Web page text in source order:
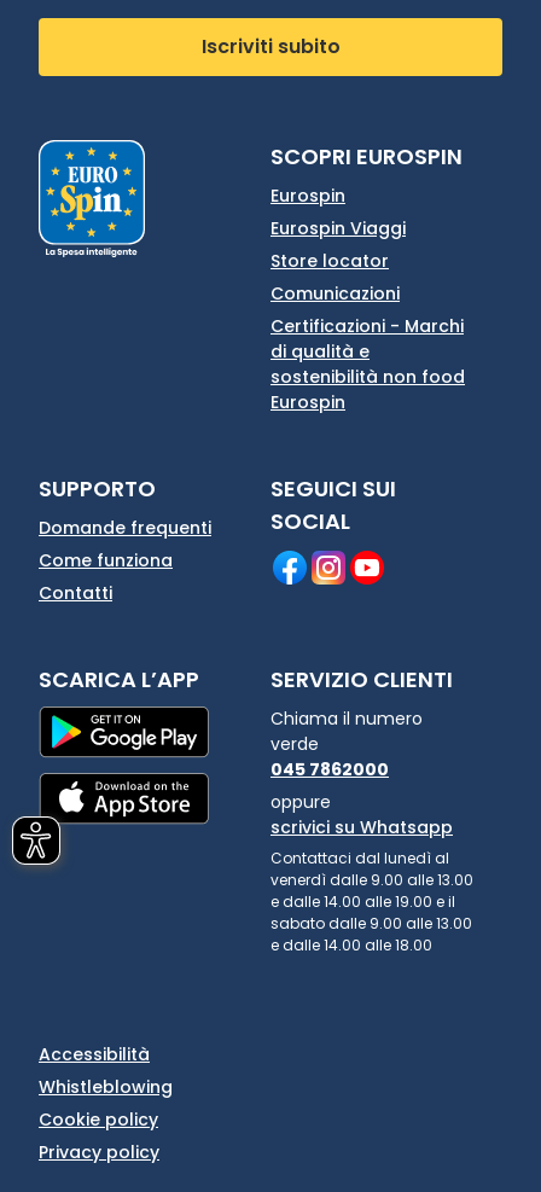
Iscriviti subito
SCOPRI EUROSPIN
Eurospin
Eurospin Viaggi
Store locator
Comunicazioni
Certificazioni - Marchi
di qualità e
sostenibilità non food
Eurospin
SUPPORTO
Domande frequenti
Come funziona
Contatti
SEGUICI SUI
SOCIAL
SCARICA L’APP SERVIZIO CLIENTI
Chiama il numero
verde
045 7862000
oppure
scrivici su Whatsapp
Contattaci dal lunedì al
venerdì dalle 9.00 alle 13.00
e dalle 14.00 alle 19.00 e il
sabato dalle 9.00 alle 13.00
e dalle 14.00 alle 18.00
Accessibilità
Whistleblowing
Cookie policy
Privacy policy